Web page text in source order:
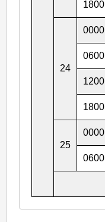
1800
24
0000
0600
1200
1800
25
0000
0600